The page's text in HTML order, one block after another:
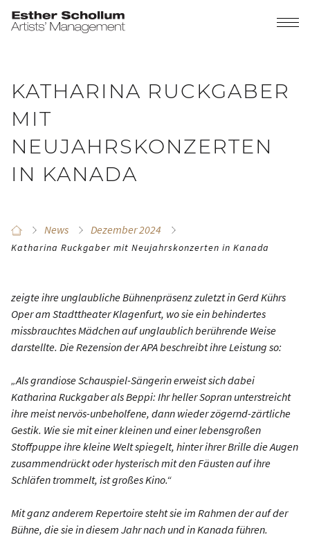
KATHARINA RUCKGABER
MIT
NEUJAHRSKONZERTEN
IN KANADA
News Dezember 2024
Katharina Ruckgaber mit Neujahrskonzerten in Kanada
zeigte ihre unglaubliche Bühnenpräsenz zuletzt in Gerd Kührs
Oper am Stadttheater Klagenfurt, wo sie ein behindertes
missbrauchtes Mädchen auf unglaublich berührende Weise
darstellte. Die Rezension der APA beschreibt ihre Leistung so:
„Als grandiose Schauspiel-Sängerin erweist sich dabei
Katharina Ruckgaber als Beppi: Ihr heller Sopran unterstreicht
ihre meist nervös-unbeholfene, dann wieder zögernd-zärtliche
Gestik. Wie sie mit einer kleinen und einer lebensgroßen
Stoffpuppe ihre kleine Welt spiegelt, hinter ihrer Brille die Augen
zusammendrückt oder hysterisch mit den Fäusten auf ihre
Schläfen trommelt, ist großes Kino.“
Mit ganz anderem Repertoire steht sie im Rahmen der auf der
Bühne, die sie in diesem Jahr nach und in Kanada führen.